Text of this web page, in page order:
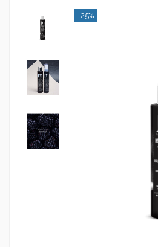
-25%